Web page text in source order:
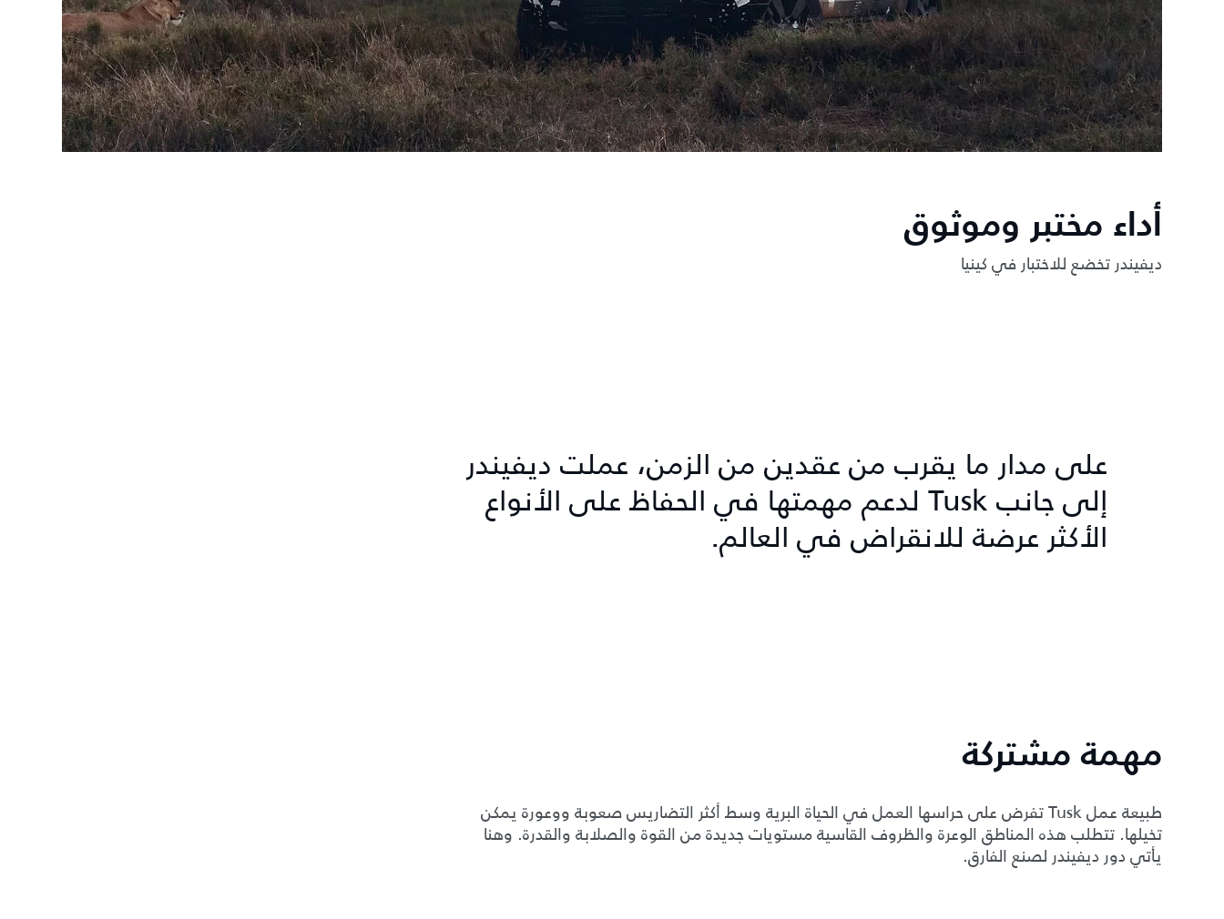
أداء مختبر وموثوق
ديفيندر تخضع للاختبار في كينيا
على مدار ما يقرب من عقدين من الزمن، عملت ديفيندر
إلى جانب Tusk لدعم مهمتها في الحفاظ على الأنواع
الأكثر عرضة للانقراض في العالم.
مهمة مشتركة
طبيعة عمل Tusk تفرض على حراسها العمل في الحياة البرية وسط أكثر التضاريس صعوبة ووعورة يمكن
تخيلها. تتطلب هذه المناطق الوعرة والظروف القاسية مستويات جديدة من القوة والصلابة والقدرة. وهنا
يأتي دور ديفيندر لصنع الفارق.